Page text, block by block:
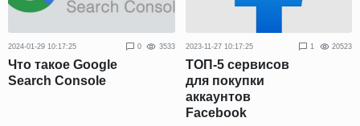
2024-01-29 10:17:25 0 3533
Что такое Google
Search Console
2023-11-27 10:17:25 1 20523
ТОП-5 сервисов
для покупки
аккаунтов
Facebook